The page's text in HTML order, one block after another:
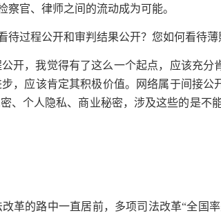
官、律师之间的流动成为可能。
过程公开和审判结果公开？您如何看待薄
开，我觉得有了这么一个起点，应该充分
，应该肯定其积极价值。网络属于间接公
、个人隐私、商业秘密，涉及这些的是不
革的路中一直居前，多项司法改革“全国